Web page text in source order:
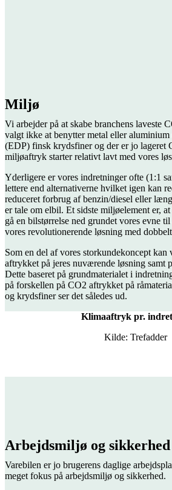
Miljø
Vi arbejder på at skabe branchens laveste
valgt ikke at benytter metal eller
(EDP) finsk krydsfiner og der er jo lageret
miljøaftryk starter relativt lavt med vores
Yderligere er vores indretninger ofte (1:1
lettere end alternativerne hvilket igen kan
reduceret forbrug af benzin/diesel eller
er tale om elbil. Et sidste miljøelement er,
gå en bilstørrelse ned grundet vores evne
vores revolutionerende løsning med
Som en del af vores storkundekoncept kan
aftrykket på jeres nuværende løsning samt
Dette baseret på grundmaterialet i
på forskellen på CO2 aftrykket på
og krydsfiner ser det således ud.
Klimaaftryk pr.
Kilde: Trefadder
Arbejdsmiljø og sikkerhed
Varebilen er jo brugerens daglige
meget fokus på arbejdsmiljø og sikkerhed.